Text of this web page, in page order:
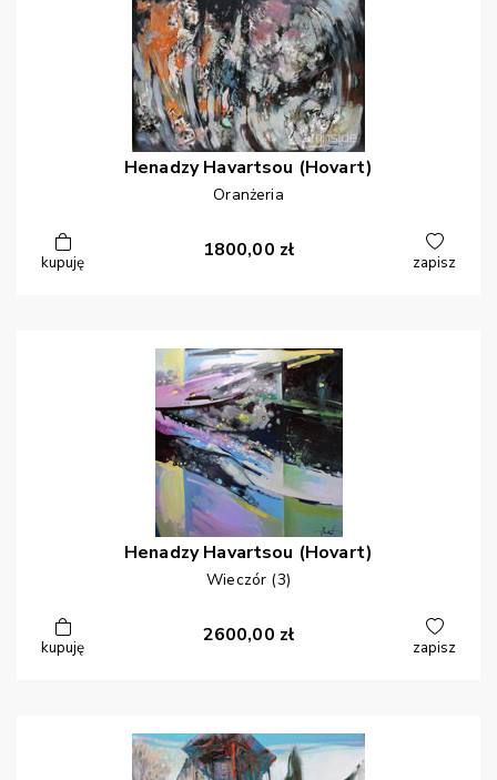
Henadzy Havartsou (Hovart)
Oranżeria
kupuję
1800,00 zł
zapisz
Henadzy Havartsou (Hovart)
Wieczór (3)
kupuję
2600,00 zł
zapisz